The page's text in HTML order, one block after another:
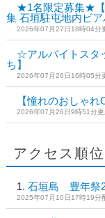
★1名限定募集★【
集 石垣駐屯地内ビ
2026年07月27日18時04分
☆アルバイトスタ
ち】
2026年07月26日16時05分
【憧れのおしゃ
2026年07月26日9時51分
アクセス順
石垣島 豊年祭
2025年07月10日17時19分